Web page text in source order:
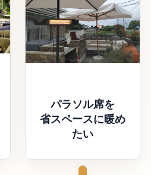
パラソル席を
省スペースに暖め
たい